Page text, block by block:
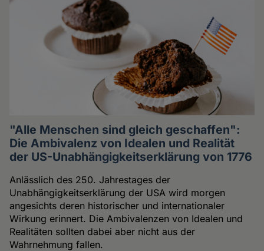
"Alle Menschen sind gleich geschaffen":
Die Ambivalenz von Idealen und Realität
der US-Unabhängigkeitserklärung von 1776
Anlässlich des 250. Jahrestages der
Unabhängigkeitserklärung der USA wird morgen
angesichts deren historischer und internationaler
Wirkung erinnert. Die Ambivalenzen von Idealen und
Realitäten sollten dabei aber nicht aus der
Wahrnehmung fallen.